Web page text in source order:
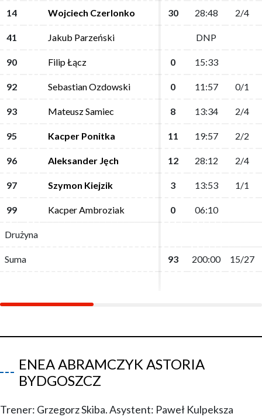
14 Wojciech Czerlonko 30 28:48 2/4
41 Jakub Parzeński DNP
90 Filip Łącz 0 15:33
92 Sebastian Ozdowski 0 11:57 0/1
93 Mateusz Samiec 8 13:34 2/4
95 Kacper Ponitka 11 19:57 2/2
96 Aleksander Jęch 12 28:12 2/4
97 Szymon Kiejzik 3 13:53 1/1
99 Kacper Ambroziak 0 06:10
Drużyna
Suma 93 200:00 15/27
14 Wojciech Czerlonko 30 28:48 2/4
41 Jakub Parzeński DNP
90 Filip Łącz 0 15:33
92 Sebastian Ozdowski 0 11:57 0/1
93 Mateusz Samiec 8 13:34 2/4
95 Kacper Ponitka 11 19:57 2/2
96 Aleksander Jęch 12 28:12 2/4
97 Szymon Kiejzik 3 13:53 1/1
99 Kacper Ambroziak 0 06:10
Drużyna
Suma 93 200:00 15/27
ENEA ABRAMCZYK ASTORIA
BYDGOSZCZ
Trener: Grzegorz Skiba. Asystent: Paweł Kulpeksza